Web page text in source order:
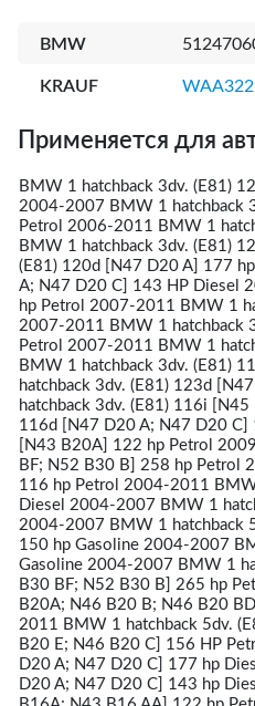
BMW
KRAUF
Применяется для
BMW 1 hatchback 3dv. (E81)
2004-2007 BMW 1 hatchback
Petrol 2006-2011 BMW 1
BMW 1 hatchback 3dv. (E81)
(E81) 120d [N47 D20 A] 177
A; N47 D20 C] 143 HP Diesel
hp Petrol 2007-2011 BMW 1
2007-2011 BMW 1 hatchback
Petrol 2007-2011 BMW 1
BMW 1 hatchback 3dv. (E81)
hatchback 3dv. (E81) 123d
hatchback 3dv. (E81) 116i
116d [N47 D20 A; N47 D20 C]
[N43 B20A] 122 hp Petrol
BF; N52 B30 B] 258 hp Petrol
116 hp Petrol 2004-2011
Diesel 2004-2007 BMW 1
2004-2007 BMW 1 hatchback
150 hp Gasoline 2004-2007
Gasoline 2004-2007 BMW 1
B30 BF; N52 B30 B] 265 hp
B20A; N46 B20 B; N46 B20
2011 BMW 1 hatchback 5dv.
B20 E; N46 B20 C] 156 HP
D20 A; N47 D20 C] 177 hp
D20 A; N47 D20 C] 143 hp